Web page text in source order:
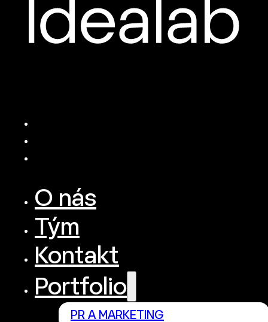
O nás
Tým
Kontakt
Portfolio
PR A MARKETING